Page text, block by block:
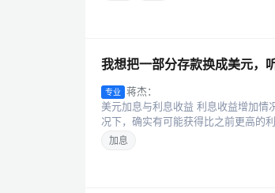
我想把一部分存款换成美元，
专业
蒋杰：
美元加息与利息收益 利息收益增加情
况下，确实有可能获得比之前更高的
加息